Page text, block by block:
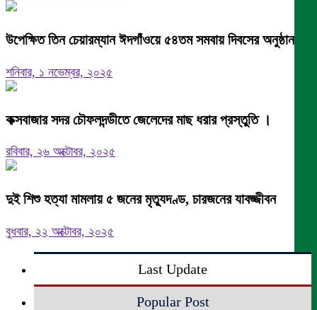
উপেক্ষিত তিন চেয়ারম্যান ঈদগাঁওয়ে ৫৪তম সমবায় দিবসের অনুষ্ঠান
শনিবার, ১ নভেম্বর, ২০২৫
কক্সবাজার সদর চৌফলদন্ডীতে জেলেদের মাছ ধরার প্রস্তুতি ।
রবিবার, ২৬ অক্টোবর, ২০২৫
দুই শিশু হত্যা মামলায় ৫ জনের মৃত্যুদণ্ড, চারজনের যাবজ্জীবন
বুধবার, ২২ অক্টোবর, ২০২৫
Last Update
Popular Post